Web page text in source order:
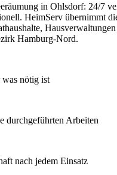
in Ohlsdorf: 24/7
HeimServ übernimmt
Hamburg-Nord.
nötig ist
durchgeführten Arbeiten
nach jedem Einsatz